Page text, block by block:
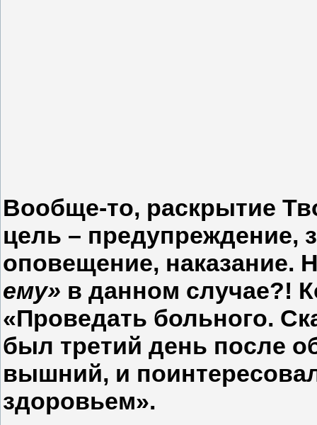
Вообще-то, раскрытие
цель – предупреждение,
оповещение, наказание.
ему» в данном случае?!
«Проведать больного.
был третий день после
вышний, и
здоровьем».